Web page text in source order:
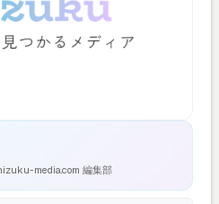
media.com 編集部